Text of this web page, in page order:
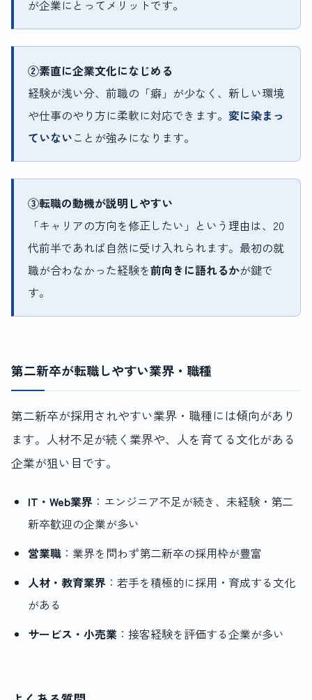
が企業にとってメリットです。
②素直に企業文化になじめる
経験が浅い分、前職の「癖」が少なく、新しい環境
や仕事のやり方に柔軟に対応できます。 変に染まっ
ていないことが強みになります。
③転職の動機が説明しやすい
「キャリアの方向を修正したい」という理由は、20
代前半であれば自然に受け入れられます。最初の就
職が合わなかった経験を前向きに語れるかが鍵で
す。
第二新卒が転職しやすい業界・職種
第二新卒が採用されやすい業界・職種には傾向があり
ます。人材不足が続く業界や、人を育てる文化がある
企業が狙い目です。
IT・Web業界 ：エンジニア不足が続き、未経験・第二
新卒歓迎の企業が多い
営業職 ：業界を問わず第二新卒の採用枠が豊富
人材・教育業界 ：若手を積極的に採用・育成する文化
がある
サービス・小売業 ：接客経験を評価する企業が多い